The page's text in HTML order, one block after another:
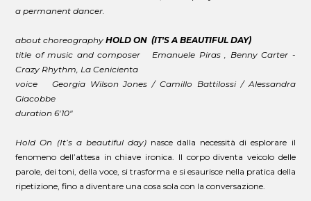
a permanent dancer.
about choreographyHOLD ON (IT'S A BEAUTIFUL DAY)
title of music and composer Emanuele Piras , Benny Carter -
Crazy Rhythm, La Cenicienta
voice Georgia Wilson Jones / Camillo Battilossi / Alessandra
Giacobbe
duration 6'10"
Hold On (It’s a beautiful day) nasce dalla necessità di esplorare il
fenomeno dell’attesa in chiave ironica. Il corpo diventa veicolo delle
parole, dei toni, della voce, si trasforma e si esaurisce nella pratica della
ripetizione, fino a diventare una cosa sola con la conversazione.